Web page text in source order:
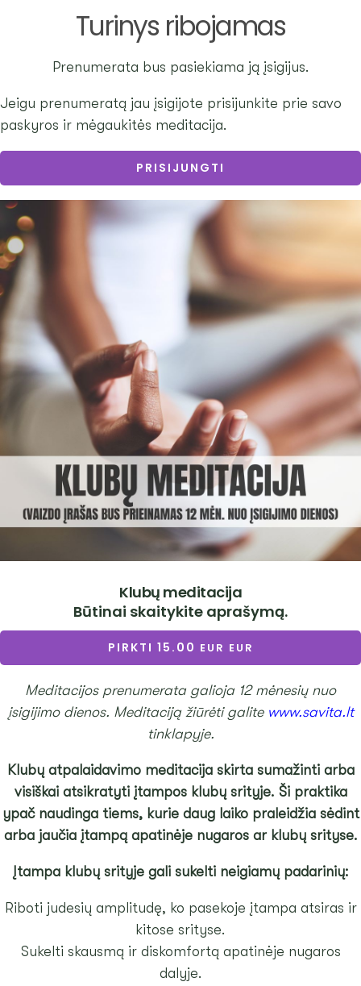
Turinys ribojamas
Prenumerata bus pasiekiama ją įsigijus.
Jeigu prenumeratą jau įsigijote prisijunkite prie savo
paskyros ir mėgaukitės meditacija.
PRISIJUNGTI
Klubų meditacija
Būtinai skaitykite aprašymą.
PIRKTI 15.00
Meditacijos prenumerata galioja 12 mėnesių nuo
įsigijimo dienos. Meditaciją žiūrėti galite www.savita.lt
tinklapyje.
Klubų atpalaidavimo meditacija skirta sumažinti arba
visiškai atsikratyti įtampos klubų srityje. Ši praktika
ypač naudinga tiems, kurie daug laiko praleidžia sėdint
arba jaučia įtampą apatinėje nugaros ar klubų srityse.
Įtampa klubų srityje gali sukelti neigiamų padarinių:
Riboti judesių amplitudę, ko pasekoje įtampa atsiras ir
kitose srityse.
Sukelti skausmą ir diskomfortą apatinėje nugaros
dalyje.